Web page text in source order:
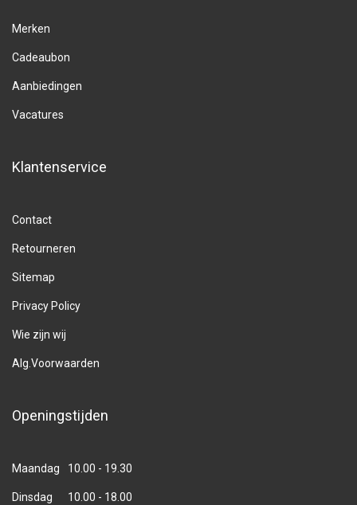
Merken
Cadeaubon
Aanbiedingen
Vacatures
Klantenservice
Contact
Retourneren
Sitemap
Privacy Policy
Wie zijn wij
Alg.Voorwaarden
Openingstijden
Maandag 10.00 - 19.30
Dinsdag 10.00 - 18.00